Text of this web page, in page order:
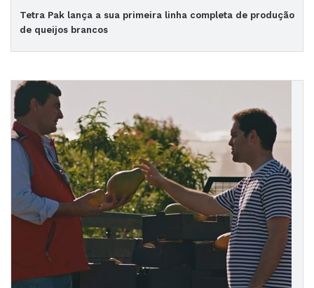
Tetra Pak lança a sua primeira linha completa de produção
de queijos brancos